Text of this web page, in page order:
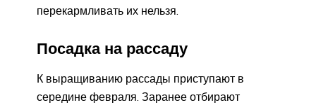
перекармливать их нельзя.
Посадка на рассаду
К выращиванию рассады приступают в
середине февраля. Заранее отбирают